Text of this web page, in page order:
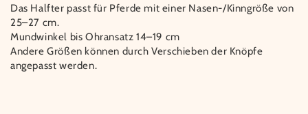
Das Halfter passt für Pferde mit einer Nasen-/Kinngröße von
25–27 cm.
Mundwinkel bis Ohransatz 14–19 cm
Andere Größen können durch Verschieben der Knöpfe
angepasst werden.